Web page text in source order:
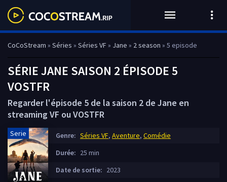
CoCoStream » Séries » Séries VF » Jane » 2 season » 5 episode
SÉRIE JANE SAISON 2 ÉPISODE 5
VOSTFR
Regarder l'épisode 5 de la saison 2 de Jane en
streaming VF ou VOSTFR
Serie Genre: Séries VF, Aventure, Comédie
Durée: 25 min
Date de sortie: 2023